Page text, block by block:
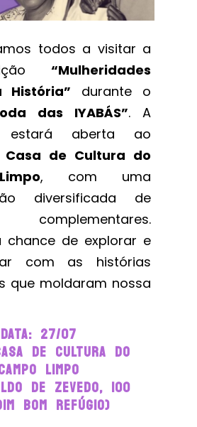
todos a visitar a
“Mulheridades
História” durante o
das IYABÁS”. A
estará aberta ao
Casa de Cultura do
, com uma
diversificada de
complementares.
chance de explorar e
com as histórias
que moldaram nossa
Data: 27/07
De Cultura Do
Limpo
De Zevedo, 100
Bom Refúgio)